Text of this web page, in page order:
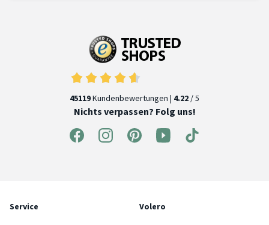
45119Kundenbewertungen | 4.22 / 5
Nichts verpassen? Folg uns!
Service Volero